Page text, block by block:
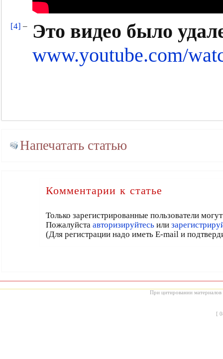
[4] –
Это видео было
www.youtube.com/
Напечатать статью
Комментарии к статье
Только зарегистрированные пользователи
Пожалуйста авторизируйтесьили
(Для регистрации надо иметь E-mail и
При цитировании материалов
[